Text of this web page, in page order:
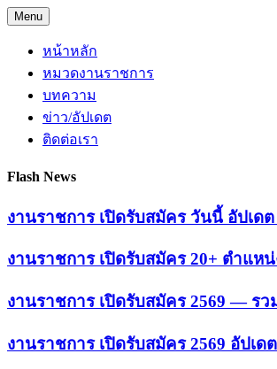
Skip
to
content
Menu
หน้าหลัก
หมวดงานราชการ
บทความ
ข่าว/อัปเดต
ติดต่อเรา
Flash News
งานราชการ เปิดรับสมัคร วันนี้ อัปเด
งานราชการ เปิดรับสมัคร 20+ ตำแห
งานราชการ เปิดรับสมัคร 2569 — ร
งานราชการ เปิดรับสมัคร 2569 อัปเด